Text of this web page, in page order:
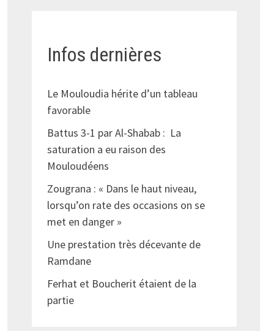
Infos dernières
Le Mouloudia hérite d’un tableau
favorable
Battus 3-1 par Al-Shabab : La
saturation a eu raison des
Mouloudéens
Zougrana : « Dans le haut niveau,
lorsqu’on rate des occasions on se
met en danger »
Une prestation très décevante de
Ramdane
Ferhat et Boucherit étaient de la
partie